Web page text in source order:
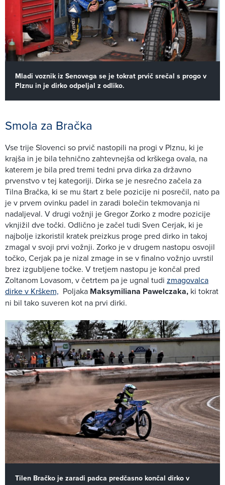
Mladi voznik iz Senovega se je tokrat prvič srečal s progo v
Plznu in je dirko odpeljal z odliko.
Smola za Bračka
Vse trije Slovenci so prvič nastopili na progi v Plznu, ki je
krajša in je bila tehnično zahtevnejša od krškega ovala, na
katerem je bila pred tremi tedni prva dirka za državno
prvenstvo v tej kategoriji. Dirka se je nesrečno začela za
Tilna Bračka, ki se mu štart z bele pozicije ni posrečil, nato pa
je v prvem ovinku padel in zaradi bolečin tekmovanja ni
nadaljeval. V drugi vožnji je Gregor Zorko z modre pozicije
vknjižil dve točki. Odlično je začel tudi Sven Cerjak, ki je
najbolje izkoristil kratek preizkus proge pred dirko in takoj
zmagal v svoji prvi vožnji. Zorko je v drugem nastopu osvojil
točko, Cerjak pa je nizal zmage in se v finalno vožnjo uvrstil
brez izgubljene točke. V tretjem nastopu je končal pred
Zoltanom Lovasom, v četrtem pa je ugnal tudi zmagovalca
dirke v Krškem, Poljaka Maksymiliana Pawelczaka, ki tokrat
ni bil tako suveren kot na prvi dirki.
Tilen Bračko je zaradi padca predčasno končal dirko v